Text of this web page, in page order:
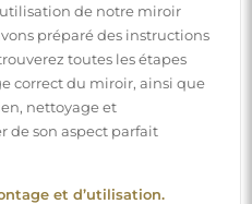
de notre miroir
préparé des instructions
toutes les étapes
correct du miroir, ainsi que
nettoyage et
de son aspect parfait
et d’utilisation.